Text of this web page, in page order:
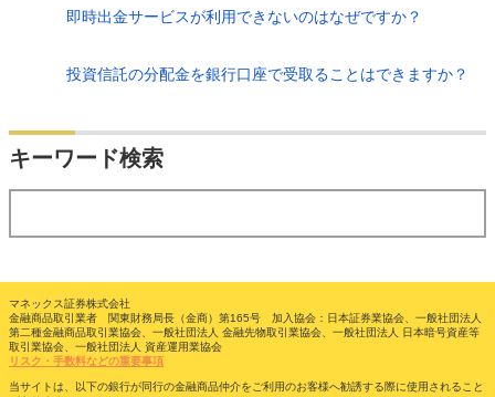
即時出金サービスが利用できないのはなぜですか？
投資信託の分配金を銀行口座で受取ることはできますか？
キーワード検索
マネックス証券株式会社
金融商品取引業者 関東財務局長（金商）第165号 加入協会：日本証券業協会、一般社団法人
第二種金融商品取引業協会、一般社団法人 金融先物取引業協会、一般社団法人 日本暗号資産等
取引業協会、一般社団法人 資産運用業協会
リスク・手数料などの重要事項
当サイトは、以下の銀行が同行の金融商品仲介をご利用のお客様へ勧誘する際に使用されること